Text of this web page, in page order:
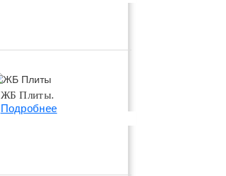
Подробнее
ЖБ Плиты.
Подробнее
Подробнее